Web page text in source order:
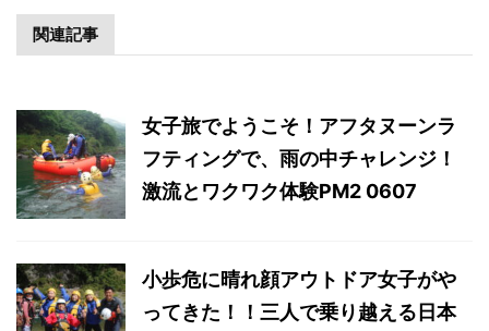
関連記事
女子旅でようこそ！アフタヌーンラ
フティングで、雨の中チャレンジ！
激流とワクワク体験PM2 0607
小歩危に晴れ顔アウトドア女子がや
ってきた！！三人で乗り越える日本